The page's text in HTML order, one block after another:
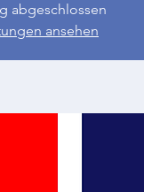
abgeschlossen
ansehen